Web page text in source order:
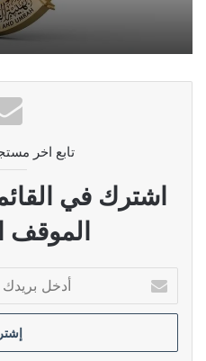
تابع اخر
اشترك في
الموقف
بريدك
الإلكتروني